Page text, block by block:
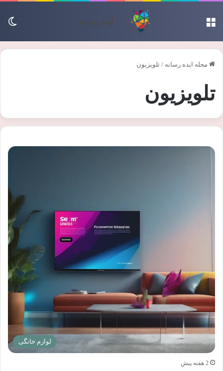
مجله ایده رسانه / تلویزیون
تلویزیون
لوازم خانگی
2 هفته پیش